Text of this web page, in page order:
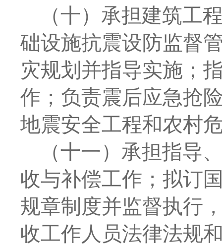
（十）承担建筑工
础设施抗震设防监督
灾规划并指导实施；
作；负责震后应急抢
地震安全工程和农村
（十一）承担指导
收与补偿工作；拟订
规章制度并监督执行
收工作人员法律法规